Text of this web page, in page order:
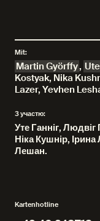
Mit:
Martin Györffy,
Kostyak, Nika
Lazer, Yevhen
З участю:
Уте Ганніг,
Ніка Кушнір,
Лешан.
Kartenhotline